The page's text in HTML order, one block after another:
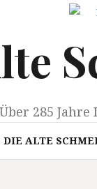
Über 285
DIE ALTE